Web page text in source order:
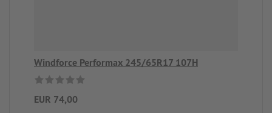
Windforce Performax 245/65R17 107H
EUR 74,00